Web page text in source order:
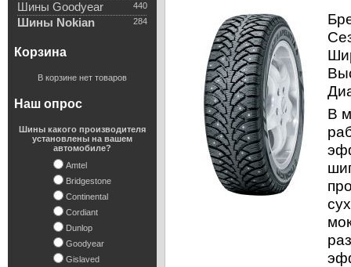
440
Шины Goodyear
284
Шины Nokian
Корзина
В корзине нет товаров
Наш опрос
Шины какого производителя
установлены на вашем
автомобиле?
Amtel
Bridgestone
Continental
Cordiant
Dunlop
Goodyear
Gislaved
В